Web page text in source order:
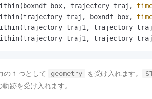
box, trajectory traj,
traj, boxndf box,
traj1, trajectory
traj1, trajectory
の 1 つとして geometry を受け入れます。
跡を受け入れます。